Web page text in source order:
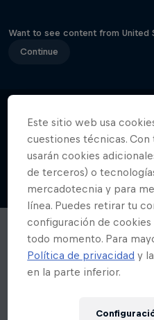
Want to see content from United
Continue
Este sitio web usa
cuestiones técnicas.
usarán cookies
de terceros) o
mercadotecnia y para
línea. Puedes retirar tu
configuración de
todo momento. Para
Política de privacidad y
en la parte inferior.